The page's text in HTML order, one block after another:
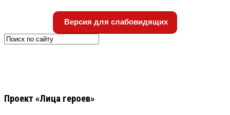
Версия для слабовидящих
Проект «Лица героев»